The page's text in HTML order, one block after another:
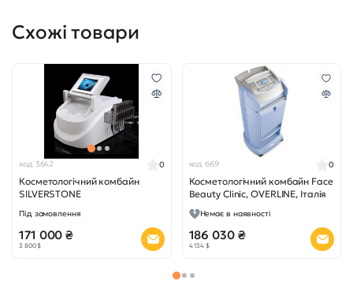
Схожі товари
код 3642
Косметологічний комбайн
SILVERSTONE
0
Під замовлення
171 000 ₴
3 800 $
код 669
Косметологічний комбайн Face
Beauty Clinic, OVERLINE, Італія
0
Немає в наявності
186 030 ₴
4 134 $